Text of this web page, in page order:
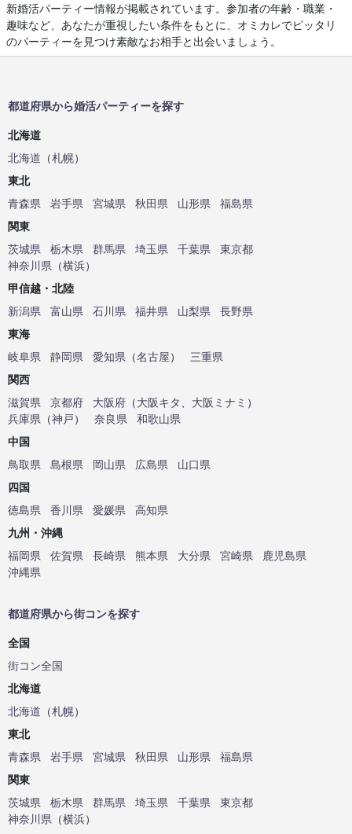
新婚活パーティー情報が掲載されています。参加者の年齢・職業・
趣味など、あなたが重視したい条件をもとに、オミカレでピッタリ
のパーティーを見つけ素敵なお相手と出会いましょう。
都道府県から婚活パーティーを探す
北海道
北海道 （札幌）
東北
青森県
岩手県 宮城県 秋田県 山形県
福島県
関東
茨城県
栃木県 群馬県 埼玉県 千葉県
東京都
神奈川県 （横浜）
甲信越・北陸
新潟県
富山県 石川県 福井県 山梨県
長野県
東海
岐阜県
静岡県 愛知県 （名古屋）
三重県
関西
滋賀県
京都府 大阪府 （大阪キタ 大阪ミナミ ）
兵庫県 （神戸） 奈良県
和歌山県
中国
鳥取県
島根県 岡山県 広島県
山口県
四国
徳島県
香川県 愛媛県
高知県
九州・沖縄
福岡県
佐賀県 長崎県 熊本県 大分県 宮崎県
鹿児島県
沖縄県
都道府県から街コンを探す
全国
街コン全国
北海道
北海道 （札幌）
東北
青森県
岩手県 宮城県 秋田県 山形県
福島県
関東
茨城県
栃木県 群馬県 埼玉県 千葉県
東京都
神奈川県 （横浜）